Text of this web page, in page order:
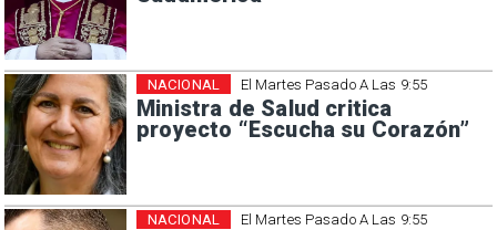
El Martes Pasado A Las 9:55
Ministra de Salud critica
proyecto “Escucha su Corazón”
NACIONAL
El Martes Pasado A Las 9:55
NACIONAL